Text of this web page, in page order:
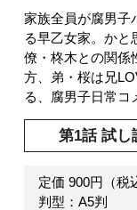
家族全員が腐男子
る早乙女家。かと
僚・柊木との関
方、弟・桜は兄
る、腐男子日常コ
第1話 試し
定価 900円（
判型：A5判